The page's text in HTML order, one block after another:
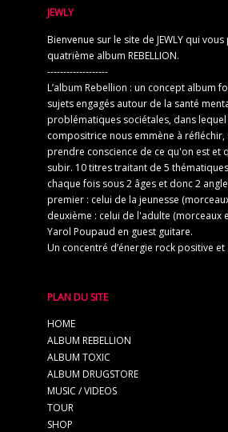
JEWLY
Bienvenue sur le site de JEWLY qui
quatrième album REBELLION.
-------------------
L’album Rebellion : un concept album
sujets engagés autour de la santé
problématiques sociétales, dans
compositrice nous emmène à
prendre conscience de ce qu'on est et
subir. 10 titres traitant de 5
chaque fois sous 2 âges et donc 2
premier : celui de la jeunesse
deuxième : celui de l'adulte (morceaux
Yarol Poupaud en guest guitare.
Un concentré d’énergie rock positive et
PLAN DU SITE
HOME
ALBUM REBELLION
ALBUM TOXIC
ALBUM DRUGSTORE
MUSIC / VIDEOS
TOUR
SHOP